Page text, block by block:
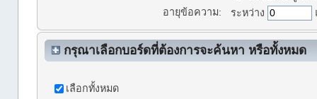
อายุข้อความ:
ระหว่าง
กรุณาเลือกบอร์ดที่ต้องการจะค้นหา หรือทั้งหมด
เลือกทั้งหมด